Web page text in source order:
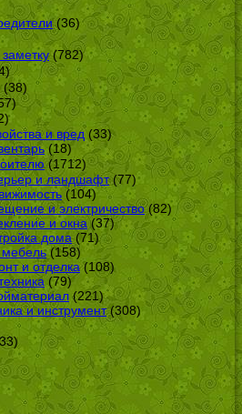
(36)
(782)
(38)
и вред (33)
(18)
(1712)
и ландшафт(77)
(104)
и электричество(82)
и окна (37)
дома(71)
(158)
и отделка(108)
(79)
(221)
и инструмент(308)